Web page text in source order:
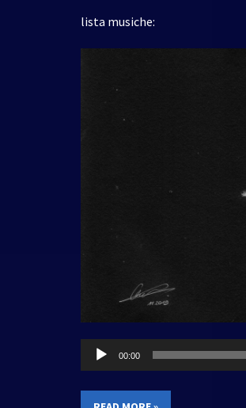
lista musiche:
Audio
Player
00:00